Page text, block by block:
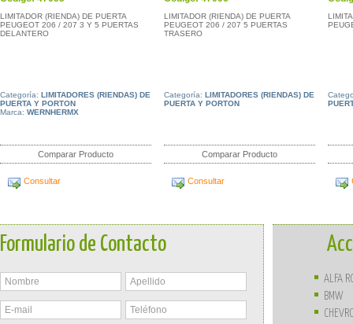
LIMITADOR (RIENDA) DE PUERTA
PEUGEOT 206 / 207 3 Y 5 PUERTAS
DELANTERO
Categoría: LIMITADORES (RIENDAS) DE
PUERTA Y PORTON
Marca: WERNHERMX
Comparar Producto
Consultar
LIMITADOR (RIENDA) DE PUERTA
PEUGEOT 206 / 207 5 PUERTAS
TRASERO
Categoría: LIMITADORES (RIENDAS) DE
PUERTA Y PORTON
Comparar Producto
Consultar
Formulario de Contacto
ALFA
BMW